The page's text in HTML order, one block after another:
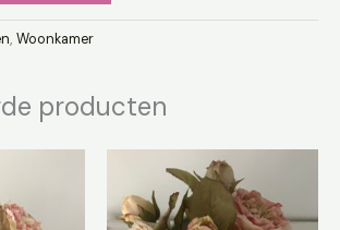
, Woonkamer
producten